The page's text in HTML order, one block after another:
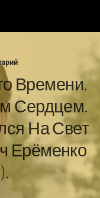
Времени.
Сердцем.
На Свет
Ерёменко